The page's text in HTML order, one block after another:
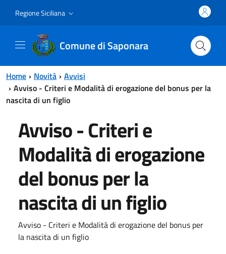
Regione Siciliana
Comune di Saponara
Home Novità
Avvisi
Avviso - Criteri e Modalità di erogazione del bonus per la
nascita di un figlio
Avviso - Criteri e
Modalità di erogazione
del bonus per la
nascita di un figlio
Avviso - Criteri e Modalità di erogazione del bonus per
la nascita di un figlio